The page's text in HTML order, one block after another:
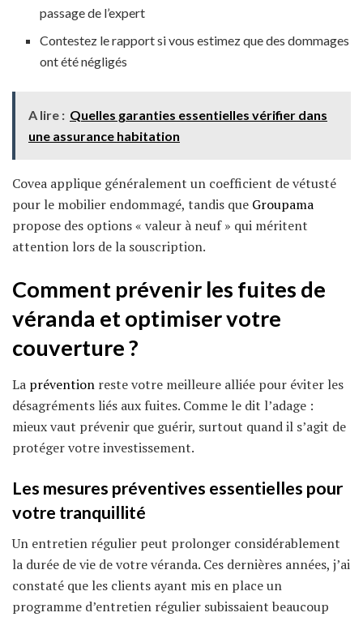
passage de l’expert
Contestez le rapport si vous estimez que des dommages
ont été négligés
A lire : Quelles garanties essentielles vérifier dans
une assurance habitation
Covea applique généralement un coefficient de vétusté
pour le mobilier endommagé, tandis que Groupama
propose des options « valeur à neuf » qui méritent
attention lors de la souscription.
Comment prévenir les fuites de
véranda et optimiser votre
couverture ?
La prévention reste votre meilleure alliée pour éviter les
désagréments liés aux fuites. Comme le dit l’adage :
mieux vaut prévenir que guérir, surtout quand il s’agit de
protéger votre investissement.
Les mesures préventives essentielles pour
votre tranquillité
Un entretien régulier peut prolonger considérablement
la durée de vie de votre véranda. Ces dernières années, j’ai
constaté que les clients ayant mis en place un
programme d’entretien régulier subissaient beaucoup